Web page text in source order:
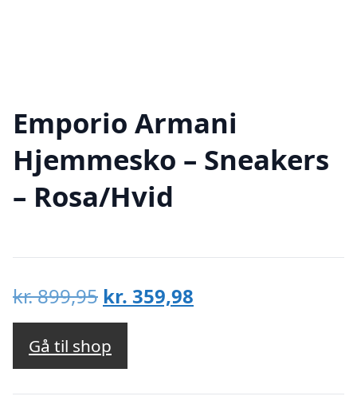
Emporio Armani
Hjemmesko – Sneakers
– Rosa/Hvid
kr.899,95 Den
oprindelige
pris
var:
kr. 899,95.
kr. 359,98
kr. 359,98.
Gå til shop